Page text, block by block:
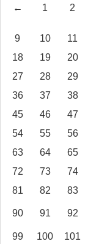
← 1 2
9
10 11
18
19 20
27
28 29
36
37 38
45
46 47
54
55 56
63
64 65
72
73 74
81
82 83
90
91 92
99
100 101